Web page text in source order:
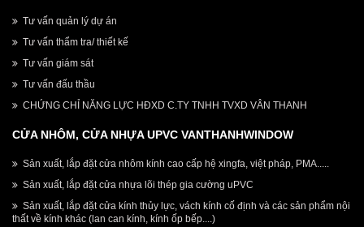
Tư vấn quản lý dự án
Tư vấn thẩm tra/ thiết kế
Tư vấn giám sát
Tư vấn đấu thầu
CHỨNG CHỈ NĂNG LỰC HĐXD C.TY TNHH TVXD VÂN THANH
CỬA NHÔM, CỬA NHỰA UPVC VANTHANHWINDOW
Sản xuất, lắp đặt cửa nhôm kính cao cấp hệ xingfa, việt pháp, PMA.....
Sản xuất, lắp đặt cửa nhựa lõi thép gia cường uPVC
Sản xuất, lắp đặt cửa kính thủy lực, vách kính cố định và các sản phẩm nội
thất về kính khác (lan can kính, kính ốp bếp....)